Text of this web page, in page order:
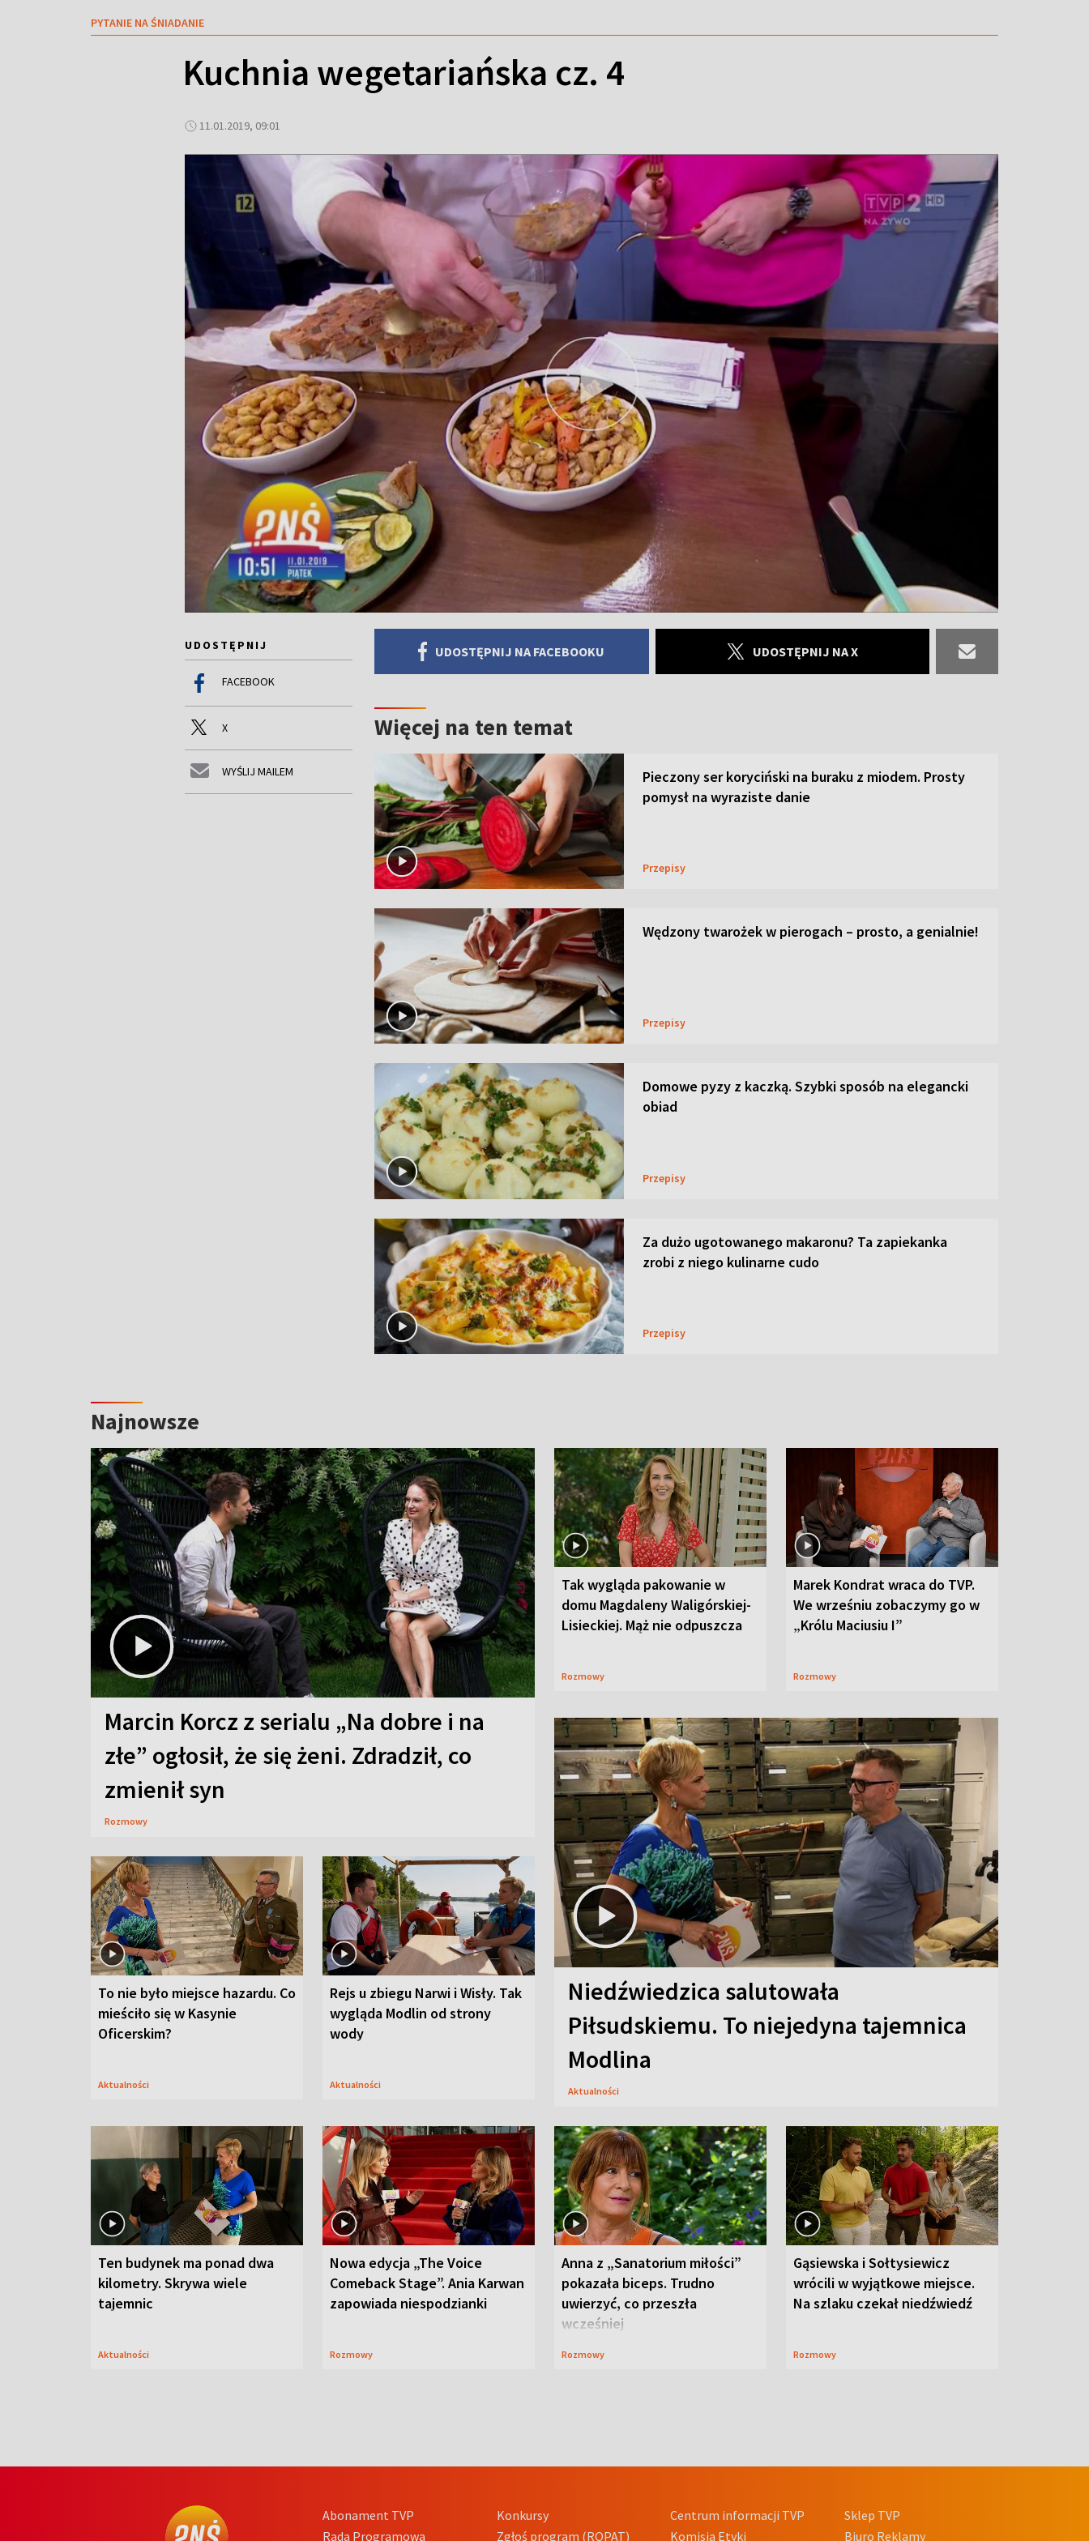
PYTANIE NA ŚNIADANIE
Kuchnia wegetariańska cz. 4
11.01.2019, 09:01
UDOSTĘPNIJ
FACEBOOK
X
WYŚLIJ MAILEM
UDOSTĘPNIJ NA FACEBOOKU UDOSTĘPNIJ NA X
Więcej na ten temat
Pieczony ser koryciński na buraku z miodem. Prosty
pomysł na wyraziste danie
Przepisy
Wędzony twarożek w pierogach – prosto, a genialnie!
Przepisy
Domowe pyzy z kaczką. Szybki sposób na elegancki
obiad
Przepisy
Za dużo ugotowanego makaronu? Ta zapiekanka
zrobi z niego kulinarne cudo
Przepisy
Najnowsze
Marcin Korcz z serialu „Na dobre i na
złe” ogłosił, że się żeni. Zdradził, co
zmienił syn
Rozmowy
Tak wygląda pakowanie w
domu Magdaleny Waligórskiej-
Lisieckiej. Mąż nie odpuszcza
Rozmowy
Marek Kondrat wraca do TVP.
We wrześniu zobaczymy go w
„Królu Maciusiu I”
Rozmowy
To nie było miejsce hazardu. Co
mieściło się w Kasynie
Oficerskim?
Aktualności
Rejs u zbiegu Narwi i Wisły. Tak
wygląda Modlin od strony
wody
Aktualności
Niedźwiedzica salutowała
Piłsudskiemu. To niejedyna tajemnica
Modlina
Aktualności
Ten budynek ma ponad dwa
kilometry. Skrywa wiele
tajemnic
Aktualności
Nowa edycja „The Voice
Comeback Stage”. Ania Karwan
zapowiada niespodzianki
Rozmowy
Anna z „Sanatorium miłości”
pokazała biceps. Trudno
uwierzyć, co przeszła
wcześniej
Rozmowy
Gąsiewska i Sołtysiewicz
wrócili w wyjątkowe miejsce.
Na szlaku czekał niedźwiedź
Rozmowy
Abonament TVP
Rada Programowa
Konkursy
Zgłoś program (ROPAT)
Centrum informacji TVP
Komisja Etyki
Sklep TVP
Biuro Reklamy